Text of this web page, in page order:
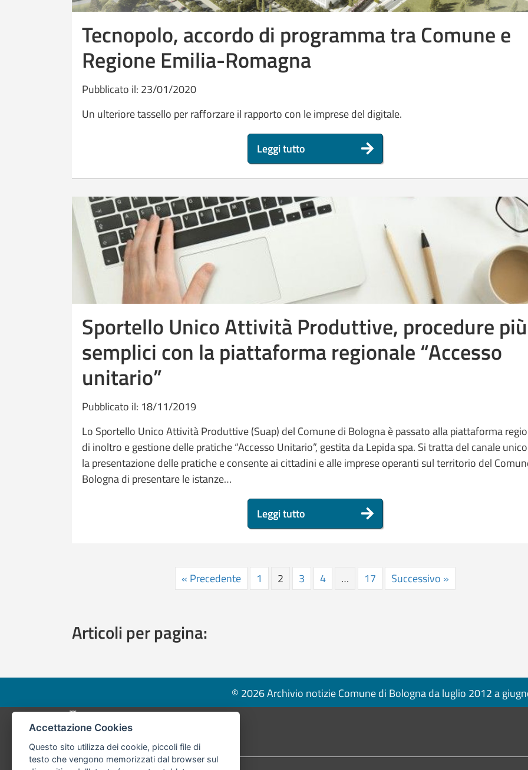
Tecnopolo, accordo di programma tra Comune e
Regione Emilia-Romagna
Pubblicato il: 23/01/2020
Un ulteriore tassello per rafforzare il rapporto con le imprese del digitale.
Leggi tutto
Sportello Unico Attività Produttive, procedure più
semplici con la piattaforma regionale “Accesso
unitario”
Pubblicato il: 18/11/2019
Lo Sportello Unico Attività Produttive (Suap) del Comune di Bologna è passato alla piattaforma
di inoltro e gestione delle pratiche “Accesso Unitario”, gestita da Lepida spa. Si tratta del canale
la presentazione delle pratiche e consente ai cittadini e alle imprese operanti sul territorio del
Bologna di presentare le istanze…
Leggi tutto
« Precedente 1 2 3 4 … 17 Successivo »
Articoli per pagina:
© 2026 Archivio notizie Comune di Bologna da luglio 2012 a
Pié di pagina di Comune di Bologna
Accettazione Cookies
Questo sito utilizza dei cookie, piccoli file di
testo che vengono memorizzati dal browser sul